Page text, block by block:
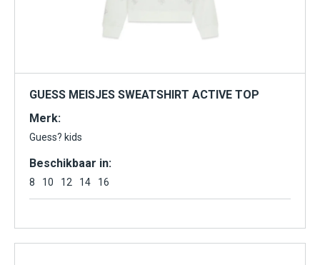
GUESS MEISJES SWEATSHIRT ACTIVE TOP
Merk:
Guess? kids
Beschikbaar in:
8 10 12 14 16